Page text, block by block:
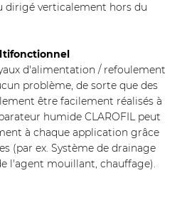
dirigé verticalement hors du
d'alimentation / refoulement
problème, de sorte que des
être facilement réalisés à
humide CLAROFIL peut
à chaque application grâce
(par ex. Système de drainage
l'agent mouillant, chauffage).